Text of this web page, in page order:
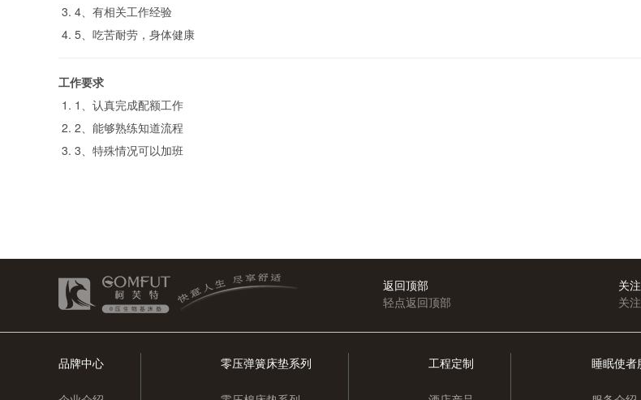
4、有相关工作经验
5、吃苦耐劳，身体健康
工作要求
1、认真完成配额工作
2、能够熟练知道流程
3、特殊情况可以加班
关
关
返回顶部
轻点返回顶部
品牌中心 零压弹簧床垫系列 工程定制 睡眠使者